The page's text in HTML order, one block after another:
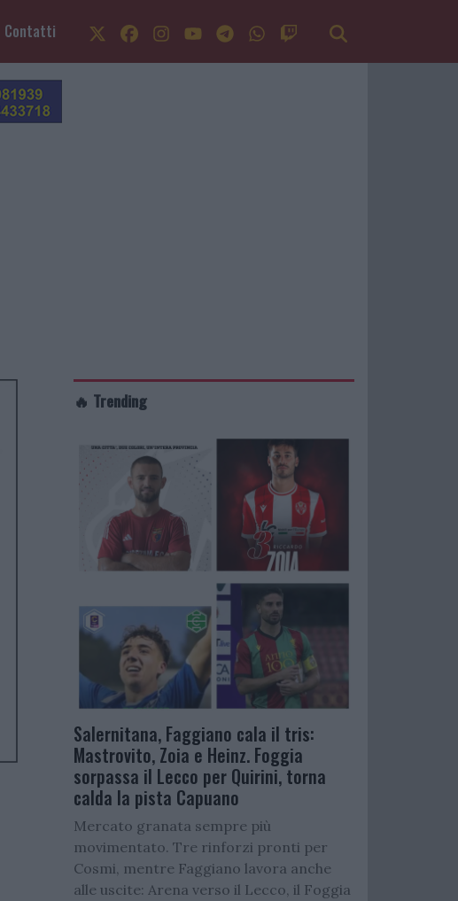
Contatti
🔥 Trending
Salernitana, Faggiano cala il tris:
Mastrovito, Zoia e Heinz. Foggia
sorpassa il Lecco per Quirini, torna
calda la pista Capuano
Mercato granata sempre più
movimentato. Tre rinforzi pronti per
Cosmi, mentre Faggiano lavora anche
alle uscite: Arena verso il Lecco, il Foggia